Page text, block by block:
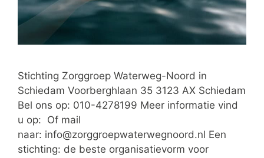
Stichting Zorggroep Waterweg-Noord in
Schiedam Voorberghlaan 35 3123 AX Schiedam
Bel ons op: 010-4278199 Meer informatie vind
u op: Of mail
naar: info@zorggroepwaterwegnoord.nl Een
stichting: de beste organisatievorm voor